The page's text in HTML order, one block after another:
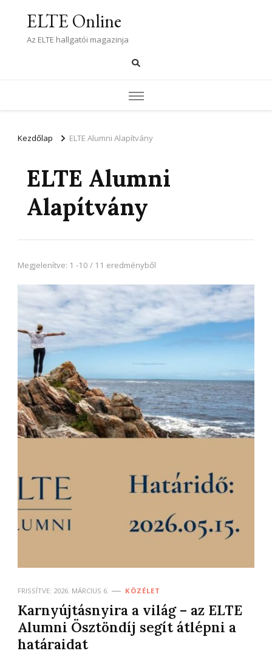
ELTE Online
Az ELTE hallgatói magazinja
Kezdőlap ELTE Alumni Alapítvány
ELTE Alumni
Alapítvány
Megjelenítve: 1 -10 / 11 eredményből
FRISSÍTVE: 2026. MÁRCIUS 6. KÖZÉLET
Karnyújtásnyira a világ – az ELTE
Alumni Ösztöndíj segít átlépni a
határaidat